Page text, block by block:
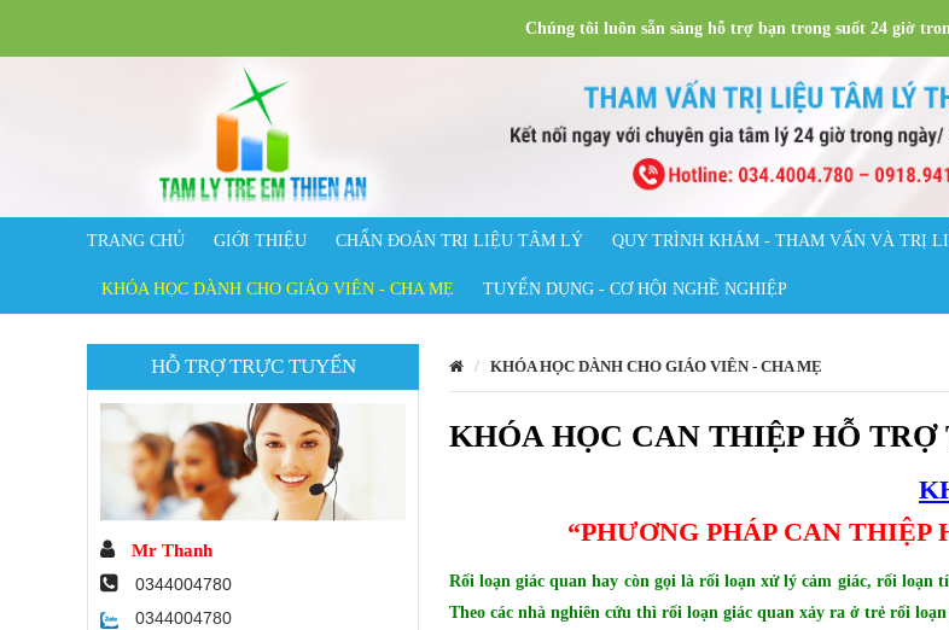
Chúng tôi luôn sẵn sàng hỗ trợ bạn trong suốt 24 giờ
TRANG CHỦ GIỚI THIỆU CHẨN ĐOÁN TRỊ LIỆU TÂM LÝ QUY TRÌNH KHÁM - THAM VẤN VÀ TRỊ
KHÓA HỌC DÀNH CHO GIÁO VIÊN - CHA MẸ TUYỂN DỤNG - CƠ HỘI NGHỀ NGHIỆP
HỖ TRỢ TRỰC TUYẾN
Mr Thanh
0344004780
0344004780
KHÓA HỌC DÀNH CHO GIÁO VIÊN - CHA MẸ
KHÓA HỌC CAN THIỆP HỖ
“PHƯƠNG PHÁP CAN
Rối loạn giác quan hay còn gọi là rối loạn xử lý cảm giác, rối loạn
Theo các nhà nghiên cứu thì rối loạn giác quan xảy ra ở trẻ rối